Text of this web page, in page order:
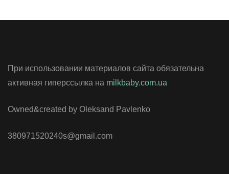
При использовании материалов сайта обязательна
активная гиперссылка на milkbaby.com.ua
Owned&created by Oleksand Pavlenko
380971520240s@gmail.com